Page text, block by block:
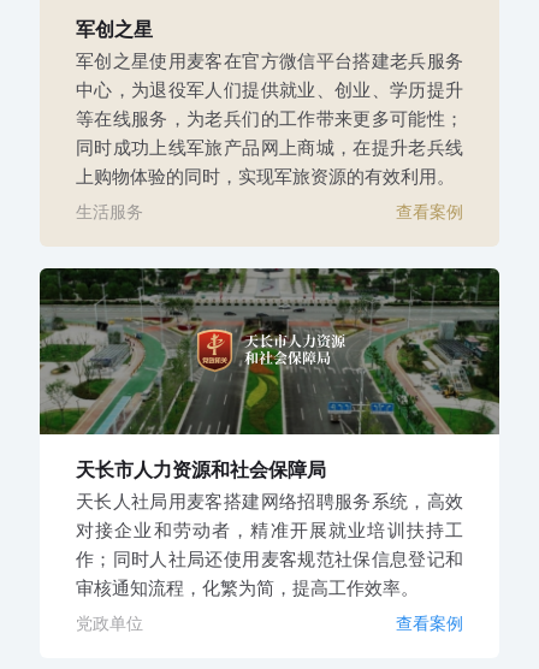
军创之星
军创之星使用麦客在官方微信平台搭建老兵服务
中心，为退役军人们提供就业、创业、学历提升
等在线服务，为老兵们的工作带来更多可能性；
同时成功上线军旅产品网上商城，在提升老兵线
上购物体验的同时，实现军旅资源的有效利用。
生活服务 查看案例
天长市人力资源和社会保障局
天长人社局用麦客搭建网络招聘服务系统，高效
对接企业和劳动者，精准开展就业培训扶持工
作；同时人社局还使用麦客规范社保信息登记和
审核通知流程，化繁为简，提高工作效率。
党政单位 查看案例